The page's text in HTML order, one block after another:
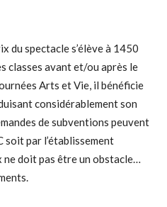
du spectacle s’élève à 1450
classes avant et/ou après le
Arts et Vie, il bénéficie
considérablement son
de subventions peuvent
par l’établissement
doit pas être un obstacle…